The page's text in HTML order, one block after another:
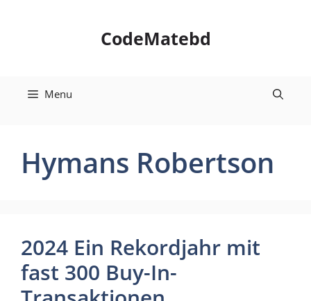
CodeMatebd
Menu
Hymans Robertson
2024 Ein Rekordjahr mit
fast 300 Buy-In-